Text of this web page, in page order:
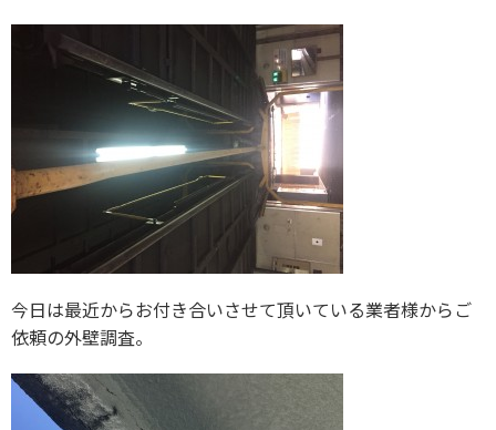
今日は最近からお付き合いさせて頂いている業者様からご
依頼の外壁調査。